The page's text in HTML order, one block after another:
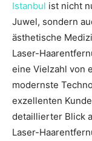
Istanbul ist nicht
Juwel, sondern
ästhetische
Laser-
eine Vielzahl von
modernste
exzellenten
detaillierter Blick
Laser-